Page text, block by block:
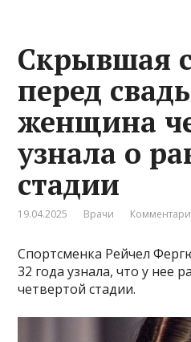
Скрывшая
перед
женщина
узнала о
стадии
19.04.2025 Врачи
Спортсменка Рейчел
32 года узнала, что у нее
четвертой стадии.